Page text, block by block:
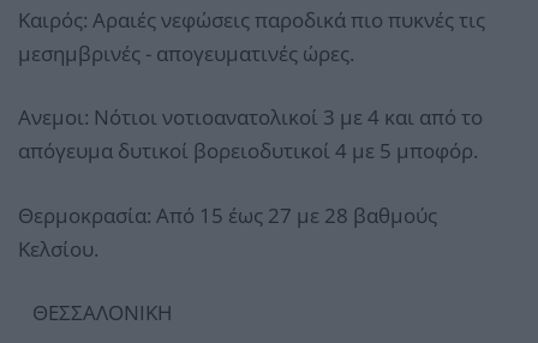
Καιρός: Αραιές νεφώσεις παροδικά πιο πυκνές τις
μεσημβρινές - απογευματινές ώρες.
Ανεμοι: Νότιοι νοτιοανατολικοί 3 με 4 και από το
απόγευμα δυτικοί βορειοδυτικοί 4 με 5 μποφόρ.
Θερμοκρασία: Από 15 έως 27 με 28 βαθμούς
Κελσίου.
ΘΕΣΣΑΛΟΝΙΚΗ